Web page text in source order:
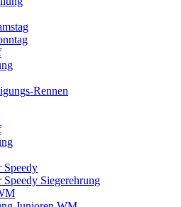
Rennen
Speedy
Speedy Siegerehrung